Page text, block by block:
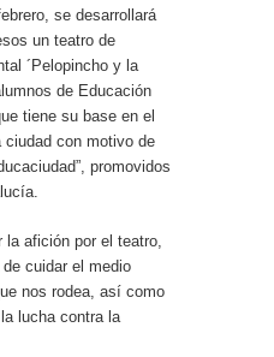
se desarrollará
un teatro de
´Pelopincho y la
de Educación
tiene su base en el
ciudad con motivo de
promovidos
afición por el teatro,
cuidar el medio
nos rodea, así como
lucha contra la